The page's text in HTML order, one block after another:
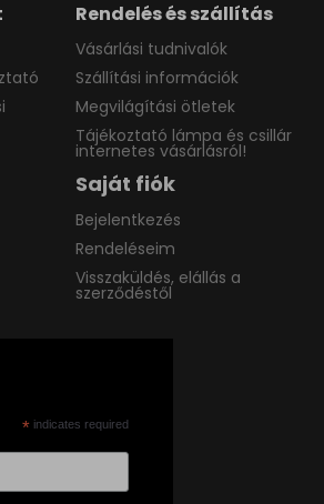
Rendelés és szállítás
Vásárlási tudnivalók
Szállítási információk
Megvilágítási ötletek
Tájékoztató lámpa és csillár
internetes vásárlásról!
Saját fiók
Bejelentkezés
Rendeléseim
Visszaküldés, elállás a
szerződéstől
* indicates required